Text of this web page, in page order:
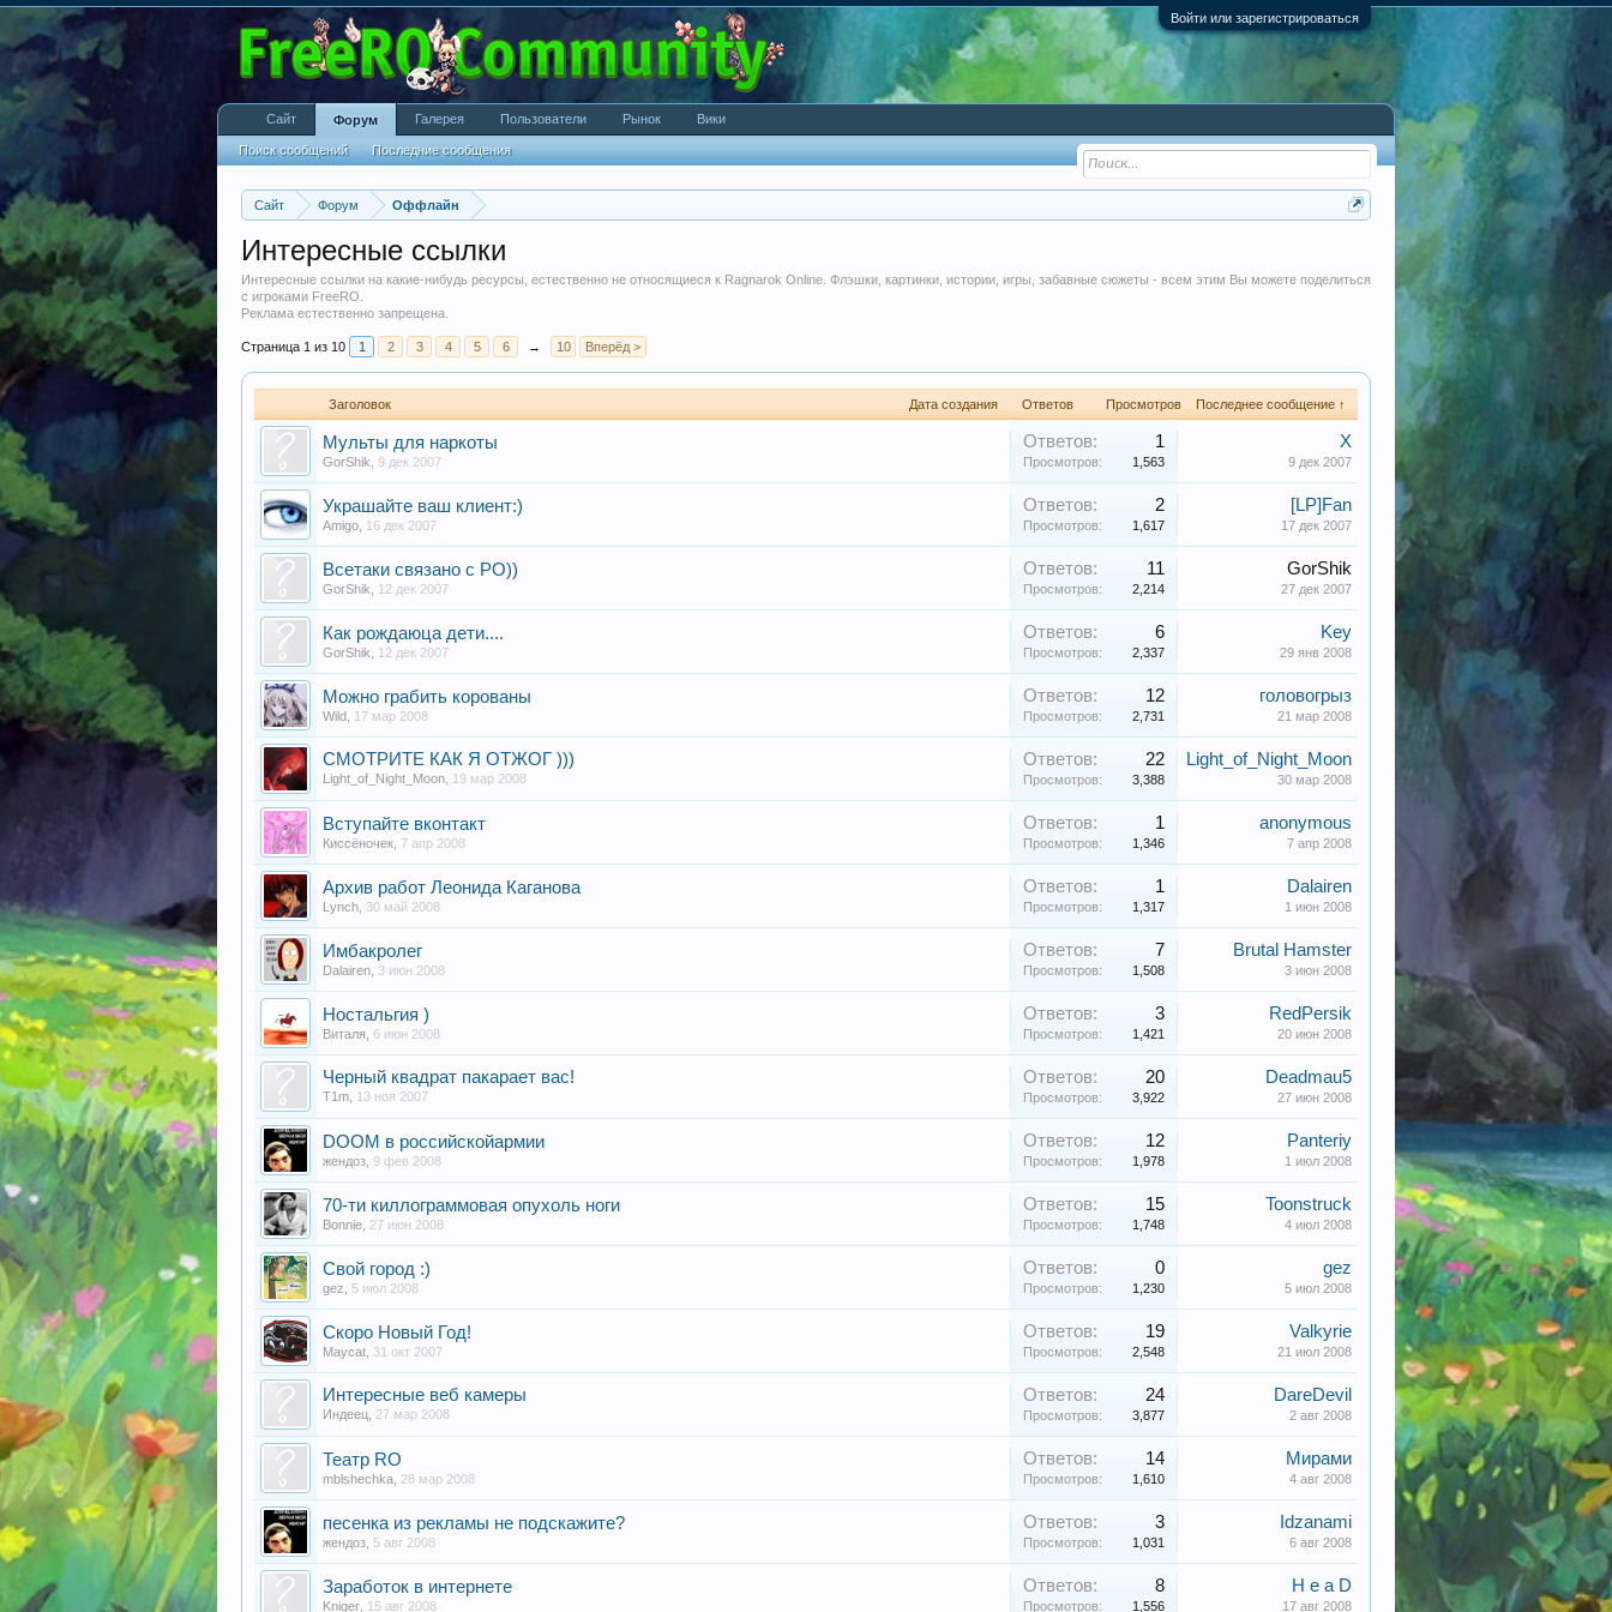
Войти или зарегистрироваться
Сайт Форум Оффлайн
Интересные ссылки
Интересные ссылки на какие-нибудь ресурсы, естественно не относящиеся к Ragnarok Online. Флэшки, картинки, истории, игры, забавные сюжеты - всем этим Вы можете поделиться
с игроками FreeRO.
Реклама естественно запрещена.
Страница 1 из 10 1 2 3 4 5 6 → 10 Вперёд >
Заголовок Дата создания Ответов Просмотров Последнее сообщение ↑
Мульты для наркоты
GorShik 9 дек 2007
Ответов: 1
Просмотров: 1,563
X
9 дек 2007
Украшайте ваш клиент:)
Amigo 16 дек 2007
Ответов: 2
Просмотров: 1,617
[LP]Fan
17 дек 2007
Всетаки связано с РО))
GorShik 12 дек 2007
Ответов: 11
Просмотров: 2,214
GorShik
27 дек 2007
Как рождаюца дети....
GorShik 12 дек 2007
Ответов: 6
Просмотров: 2,337
Key
29 янв 2008
Можно грабить корованы
Wild 17 мар 2008
Ответов: 12
Просмотров: 2,731
головогрыз
21 мар 2008
СМОТРИТЕ КАК Я ОТЖОГ )))
Light_of_Night_Moon 19 мар 2008
Ответов: 22
Просмотров: 3,388
Light_of_Night_Moon
30 мар 2008
Вступайте вконтакт
Киссёночек 7 апр 2008
Ответов: 1
Просмотров: 1,346
anonymous
7 апр 2008
Архив работ Леонида Каганова
Lynch 30 май 2008
Ответов: 1
Просмотров: 1,317
Dalairen
1 июн 2008
Имбакролег
Dalairen 3 июн 2008
Ответов: 7
Просмотров: 1,508
Brutal Hamster
3 июн 2008
Ностальгия )
Виталя 6 июн 2008
Ответов: 3
Просмотров: 1,421
RedPersik
20 июн 2008
Черный квадрат пакарает вас!
T1m 13 ноя 2007
Ответов: 20
Просмотров: 3,922
Deadmau5
27 июн 2008
DOOM в российскойармии
жендоз 9 фев 2008
Ответов: 12
Просмотров: 1,978
Panteriy
1 июл 2008
70-ти киллограммовая опухоль ноги
Bonnie 27 июн 2008
Ответов: 15
Просмотров: 1,748
Toonstruck
4 июл 2008
Свой город :)
gez 5 июл 2008
Ответов: 0
Просмотров: 1,230
gez
5 июл 2008
Скоро Новый Год!
Maycat 31 окт 2007
Ответов: 19
Просмотров: 2,548
Valkyrie
21 июл 2008
Интересные веб камеры
Индеец 27 мар 2008
Ответов: 24
Просмотров: 3,877
DareDevil
2 авг 2008
Театр RO
mblshechka 28 мар 2008
Ответов: 14
Просмотров: 1,610
Мирами
4 авг 2008
песенка из рекламы не подскажите?
жендоз 5 авг 2008
Ответов: 3
Просмотров: 1,031
Idzanami
6 авг 2008
Заработок в интернете
Kniger 15 авг 2008
Ответов: 8
Просмотров: 1,556
H e a D
17 авг 2008
Сайт Форум
Поиск сообщений Последние сообщения
Галерея Пользователи Рынок Вики